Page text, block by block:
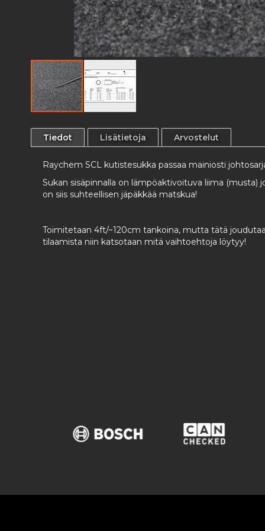
to
the
images
Tiedot
Raychem SCL kutistesukka passaa mainiosti
Sukan sisäpinnalla on lämpöaktivoituva liima
on siis suhteellisen jäpäkkää matskua!
Toimitetaan 4ft/~120cm tankoina, mutta tätä
tilaamista niin katsotaan mitä vaihtoehtoja löytyy!
Lisätietoja Arvostelut